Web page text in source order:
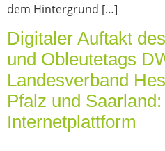
dem Hintergrund […]
Digitaler Auftakt
und Obleutetags
Landesverband
Pfalz und
Internetplattform